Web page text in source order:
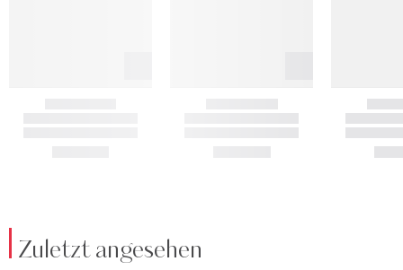
Zuletzt angesehen